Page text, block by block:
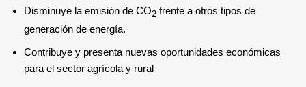
Disminuye la emisión de CO2 frente a otros tipos de
generación de energía.
Contribuye y presenta nuevas oportunidades económicas
para el sector agrícola y rural